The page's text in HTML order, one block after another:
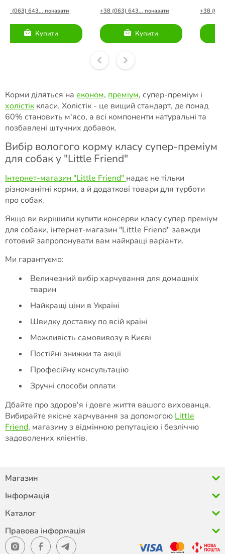
+38 (063) 643... показати
Купити
+38 (063) 643... показати
Купити
+38
Корми діляться на економ, преміум, супер-преміум і
холістік класи. Холістік - це вищий стандарт, де понад
60% становить м'ясо, а всі компоненти натуральні та
позбавлені штучних добавок.
Вибір вологого корму класу супер-преміум
для собак у "Little Friend"
Інтернет-магазин "Little Friend" надає не тільки
різноманітні корми, а й додаткові товари для турботи
про собак.
Якщо ви вирішили купити консерви класу супер преміум
для собаки, інтернет-магазин "Little Friend" завжди
готовий запропонувати вам найкращі варіанти.
Ми гарантуємо:
Величезний вибір харчування для домашніх
тварин
Найкращі ціни в Україні
Швидку доставку по всій країні
Можливість самовивозу в Києві
Постійні знижки та акції
Професійну консультацію
Зручні способи оплати
Дбайте про здоров'я і довге життя вашого вихованця.
Вибирайте якісне харчування за допомогою Little
Friend, магазину з відмінною репутацією і безліччю
задоволених клієнтів.
Магазин
Інформація
Каталог
Правова інформація